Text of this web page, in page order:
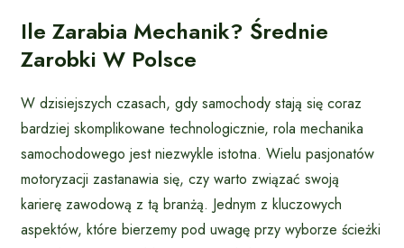
Ile Zarabia Mechanik? Średnie
Zarobki W Polsce
W dzisiejszych czasach, gdy samochody stają się coraz
bardziej skomplikowane technologicznie, rola mechanika
samochodowego jest niezwykle istotna. Wielu pasjonatów
motoryzacji zastanawia się, czy warto związać swoją
karierę zawodową z tą branżą. Jednym z kluczowych
aspektów, które bierzemy pod uwagę przy wyborze ścieżki